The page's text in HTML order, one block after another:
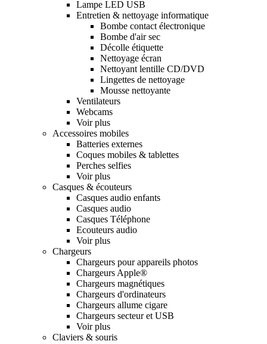
Lampe LED USB
Entretien & nettoyage informatique
Bombe contact électronique
Bombe d'air sec
Décolle étiquette
Nettoyage écran
Nettoyant lentille CD/DVD
Lingettes de nettoyage
Mousse nettoyante
Ventilateurs
Webcams
Voir plus
Accessoires mobiles
Batteries externes
Coques mobiles & tablettes
Perches selfies
Voir plus
Casques & écouteurs
Casques audio enfants
Casques audio
Casques Téléphone
Ecouteurs audio
Voir plus
Chargeurs
Chargeurs pour appareils photos
Chargeurs Apple®
Chargeurs magnétiques
Chargeurs d'ordinateurs
Chargeurs allume cigare
Chargeurs secteur et USB
Voir plus
Claviers & souris